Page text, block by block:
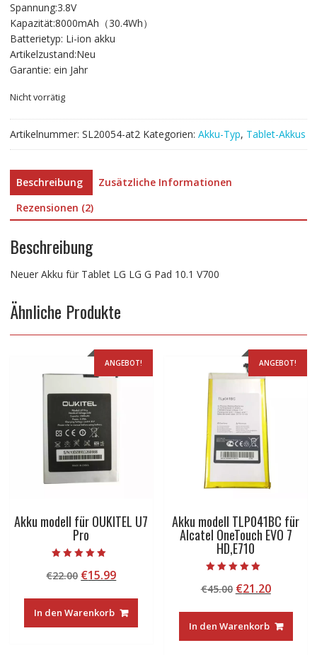
war:
€53.98
ist:
€30.99.
Spannung:3.8V
Kapazität:8000mAh（30.4Wh）
Batterietyp: Li-ion akku
Artikelzustand:Neu
Garantie: ein Jahr
Nicht vorrätig
Artikelnummer: SL20054-at2 Kategorien: Akku-Typ, Tablet-Akkus
Beschreibung
Zusätzliche Informationen
Rezensionen (2)
Beschreibung
Neuer Akku für Tablet LG LG G Pad 10.1 V700
Ähnliche Produkte
ANGEBOT!
Akku modell für OUKITEL U7
Pro
5.00
von 5
€22.00 Ursprünglicher
war:
€22.00
€15.99Aktueller
ist:
€15.99.
In den Warenkorb
ANGEBOT!
Akku modell TLP041BC für
Alcatel OneTouch EVO 7
HD,E710
5.00
von 5
€45.00 Ursprünglicher
war:
€45.00
€21.20
ist:
€21.20.
In den Warenkorb